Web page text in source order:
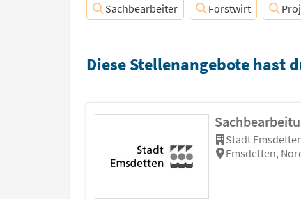
Sachbearbeiter Forstwirt
Diese Stellenangebote hast
Stadt
Emsdetten,